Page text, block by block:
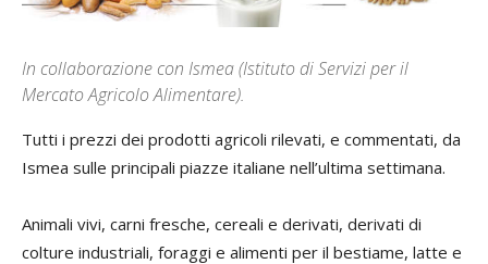
In collaborazione con Ismea (Istituto di Servizi per il
Mercato Agricolo Alimentare).
Tutti i prezzi dei prodotti agricoli rilevati, e commentati, da
Ismea sulle principali piazze italiane nell’ultima settimana.
Animali vivi, carni fresche, cereali e derivati, derivati di
colture industriali, foraggi e alimenti per il bestiame, latte e